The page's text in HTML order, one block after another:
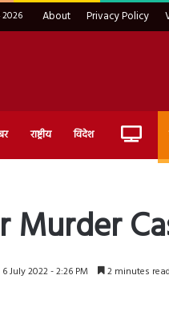
About Privacy Policy
राष्ट्रीय विदेश Live
Murder
6 July 2022 - 2:26 PM 2 minutes read